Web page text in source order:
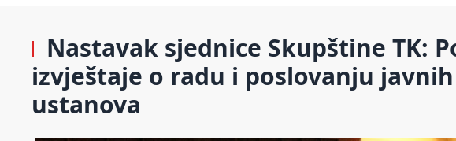
Nastavak sjednice Skupštine TK:
izvještaje o radu i poslovanju
ustanova